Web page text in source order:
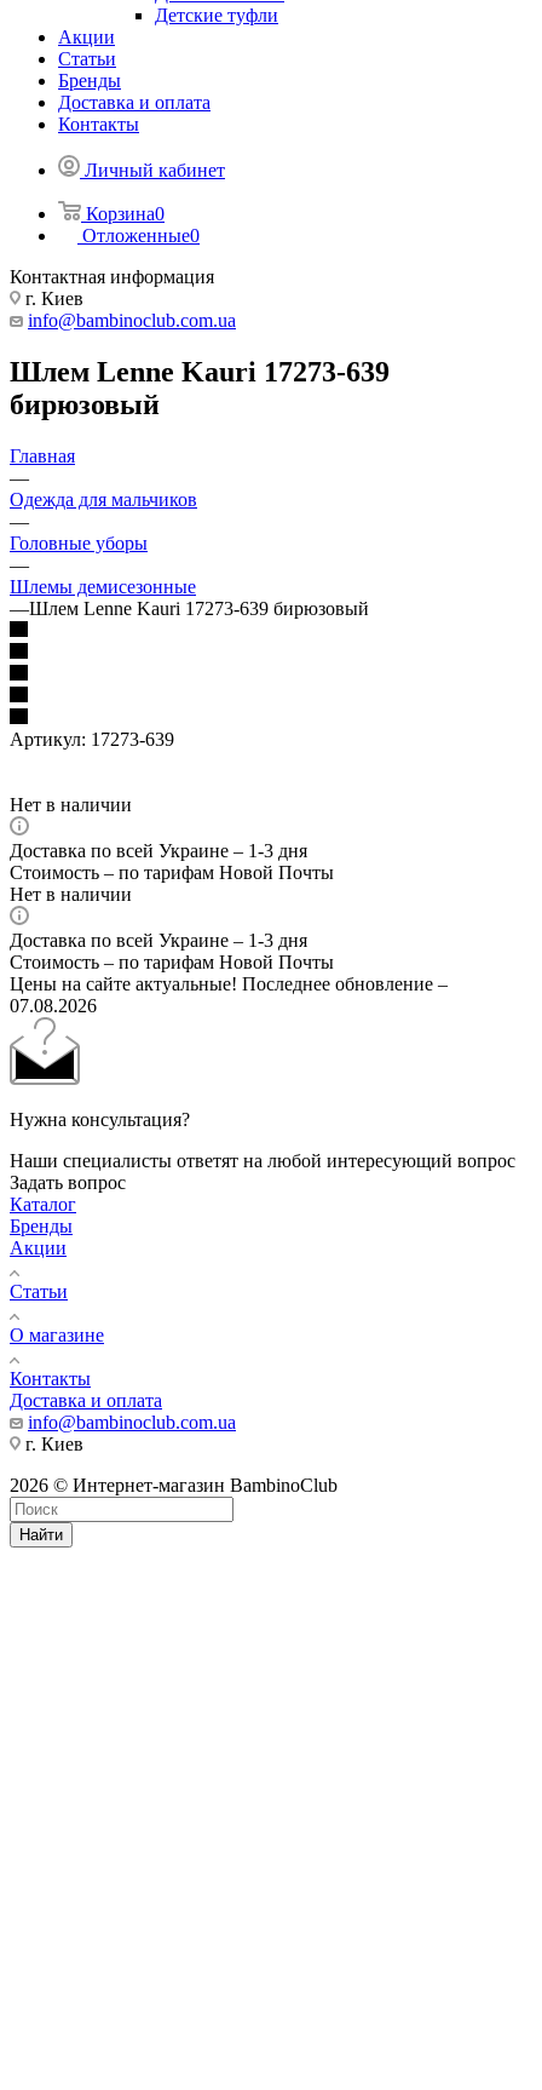
Детские туфли
Акции
Статьи
Бренды
Доставка и оплата
Контакты
Личный кабинет
Корзина0
Отложенные0
Контактная информация
г. Киев
info@bambinoclub.com.ua
Шлем Lenne Kauri 17273-639
бирюзовый
Главная
—
Одежда для мальчиков
—
Головные уборы
—
Шлемы демисезонные
—Шлем Lenne Kauri 17273-639 бирюзовый
Артикул: 17273-639
Нет в наличии
Доставка по всей Украине – 1-3 дня
Стоимость – по тарифам Новой Почты
Нет в наличии
Доставка по всей Украине – 1-3 дня
Стоимость – по тарифам Новой Почты
Цены на сайте актуальные! Последнее обновление –
07.08.2026
Нужна консультация?
Наши специалисты ответят на любой интересующий вопрос
Задать вопрос
Каталог
Бренды
Акции
Статьи
О магазине
Контакты
Доставка и оплата
info@bambinoclub.com.ua
г. Киев
2026 © Интернет-магазин BambinoClub
Найти